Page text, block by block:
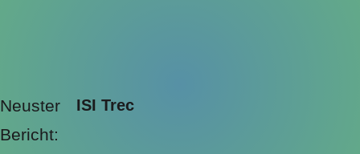
Neuster
Bericht:
ISI Trec